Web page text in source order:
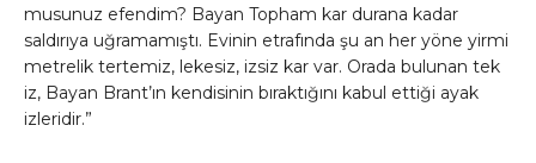
musunuz efendim? Bayan Topham kar durana kadar
saldırıya uğramamıştı. Evinin etrafında şu an her yöne yirmi
metrelik tertemiz, lekesiz, izsiz kar var. Orada bulunan tek
iz, Bayan Brant’ın kendisinin bıraktığını kabul ettiği ayak
izleridir.”